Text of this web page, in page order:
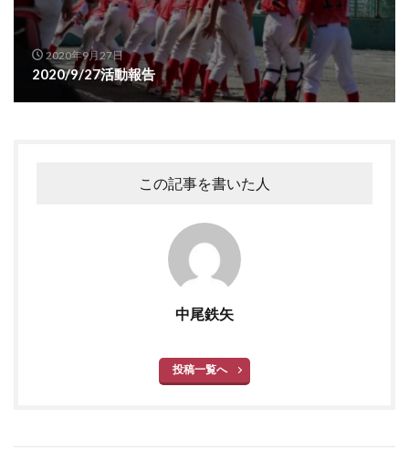
2020年9月27日
2020/9/27活動報告
この記事を書いた人
中尾鉄矢
投稿一覧へ